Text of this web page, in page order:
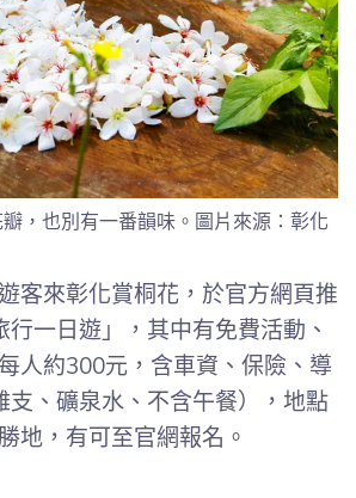
，也別有一番韻味。圖片來源：彰化
客來彰化賞桐花，於官方網頁推
一日遊」，其中有免費活動、
人約300元，含車資、保險、導
支、礦泉水、不含午餐），地點
地，有可至官網報名。